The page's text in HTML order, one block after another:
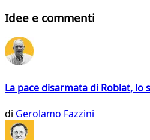
Idee e commenti
La pace disarmata di Roblat, lo
di Gerolamo Fazzini